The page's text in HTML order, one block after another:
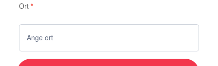
Ort *